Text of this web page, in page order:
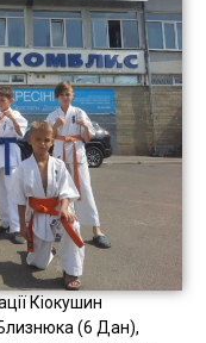
Кіокушин
(6 Дан),